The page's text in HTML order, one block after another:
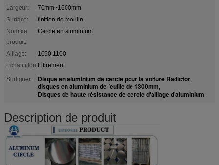
Largeur:
70mm~1600mm
Surface:
finition de moulin
Nom de
produit:
Cercle en aluminium
Alliage:
1050,1100
Échantillon:Librement
Surligner:
Disque en aluminium de cercle pour la voiture Radictor,
disques en aluminium de feuille de 1300mm,
Disques de haute résistance de cercle d'alliage d'aluminium
Description de produit